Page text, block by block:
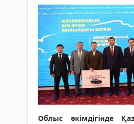
Облыс әкімдігінде